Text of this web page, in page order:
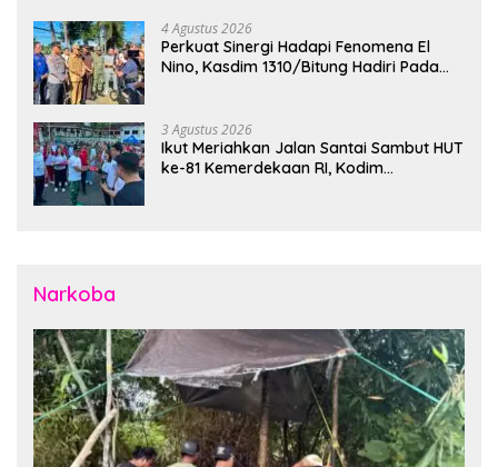
Bencana
4 Agustus 2026
Perkuat Sinergi Hadapi Fenomena El
Nino, Kasdim 1310/Bitung Hadiri Pada
3 Agustus 2026
Ikut Meriahkan Jalan Santai Sambut HUT
ke-81 Kemerdekaan RI, Kodim
Narkoba